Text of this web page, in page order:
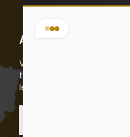
Abonnez-vous
Vous pouvez vous
trouverez pour cela nos
les conditions d'utilisation
Bonjour ! 👋